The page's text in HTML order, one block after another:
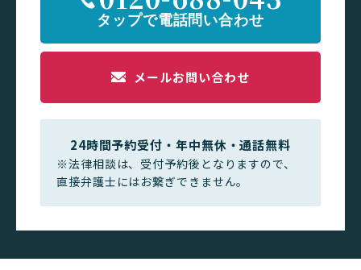
メールお問い合わせ
24時間予約受付・年中無休・通話無料
※法律相談は、受付予約後となりますので、
直接弁護士にはお繋ぎできません。